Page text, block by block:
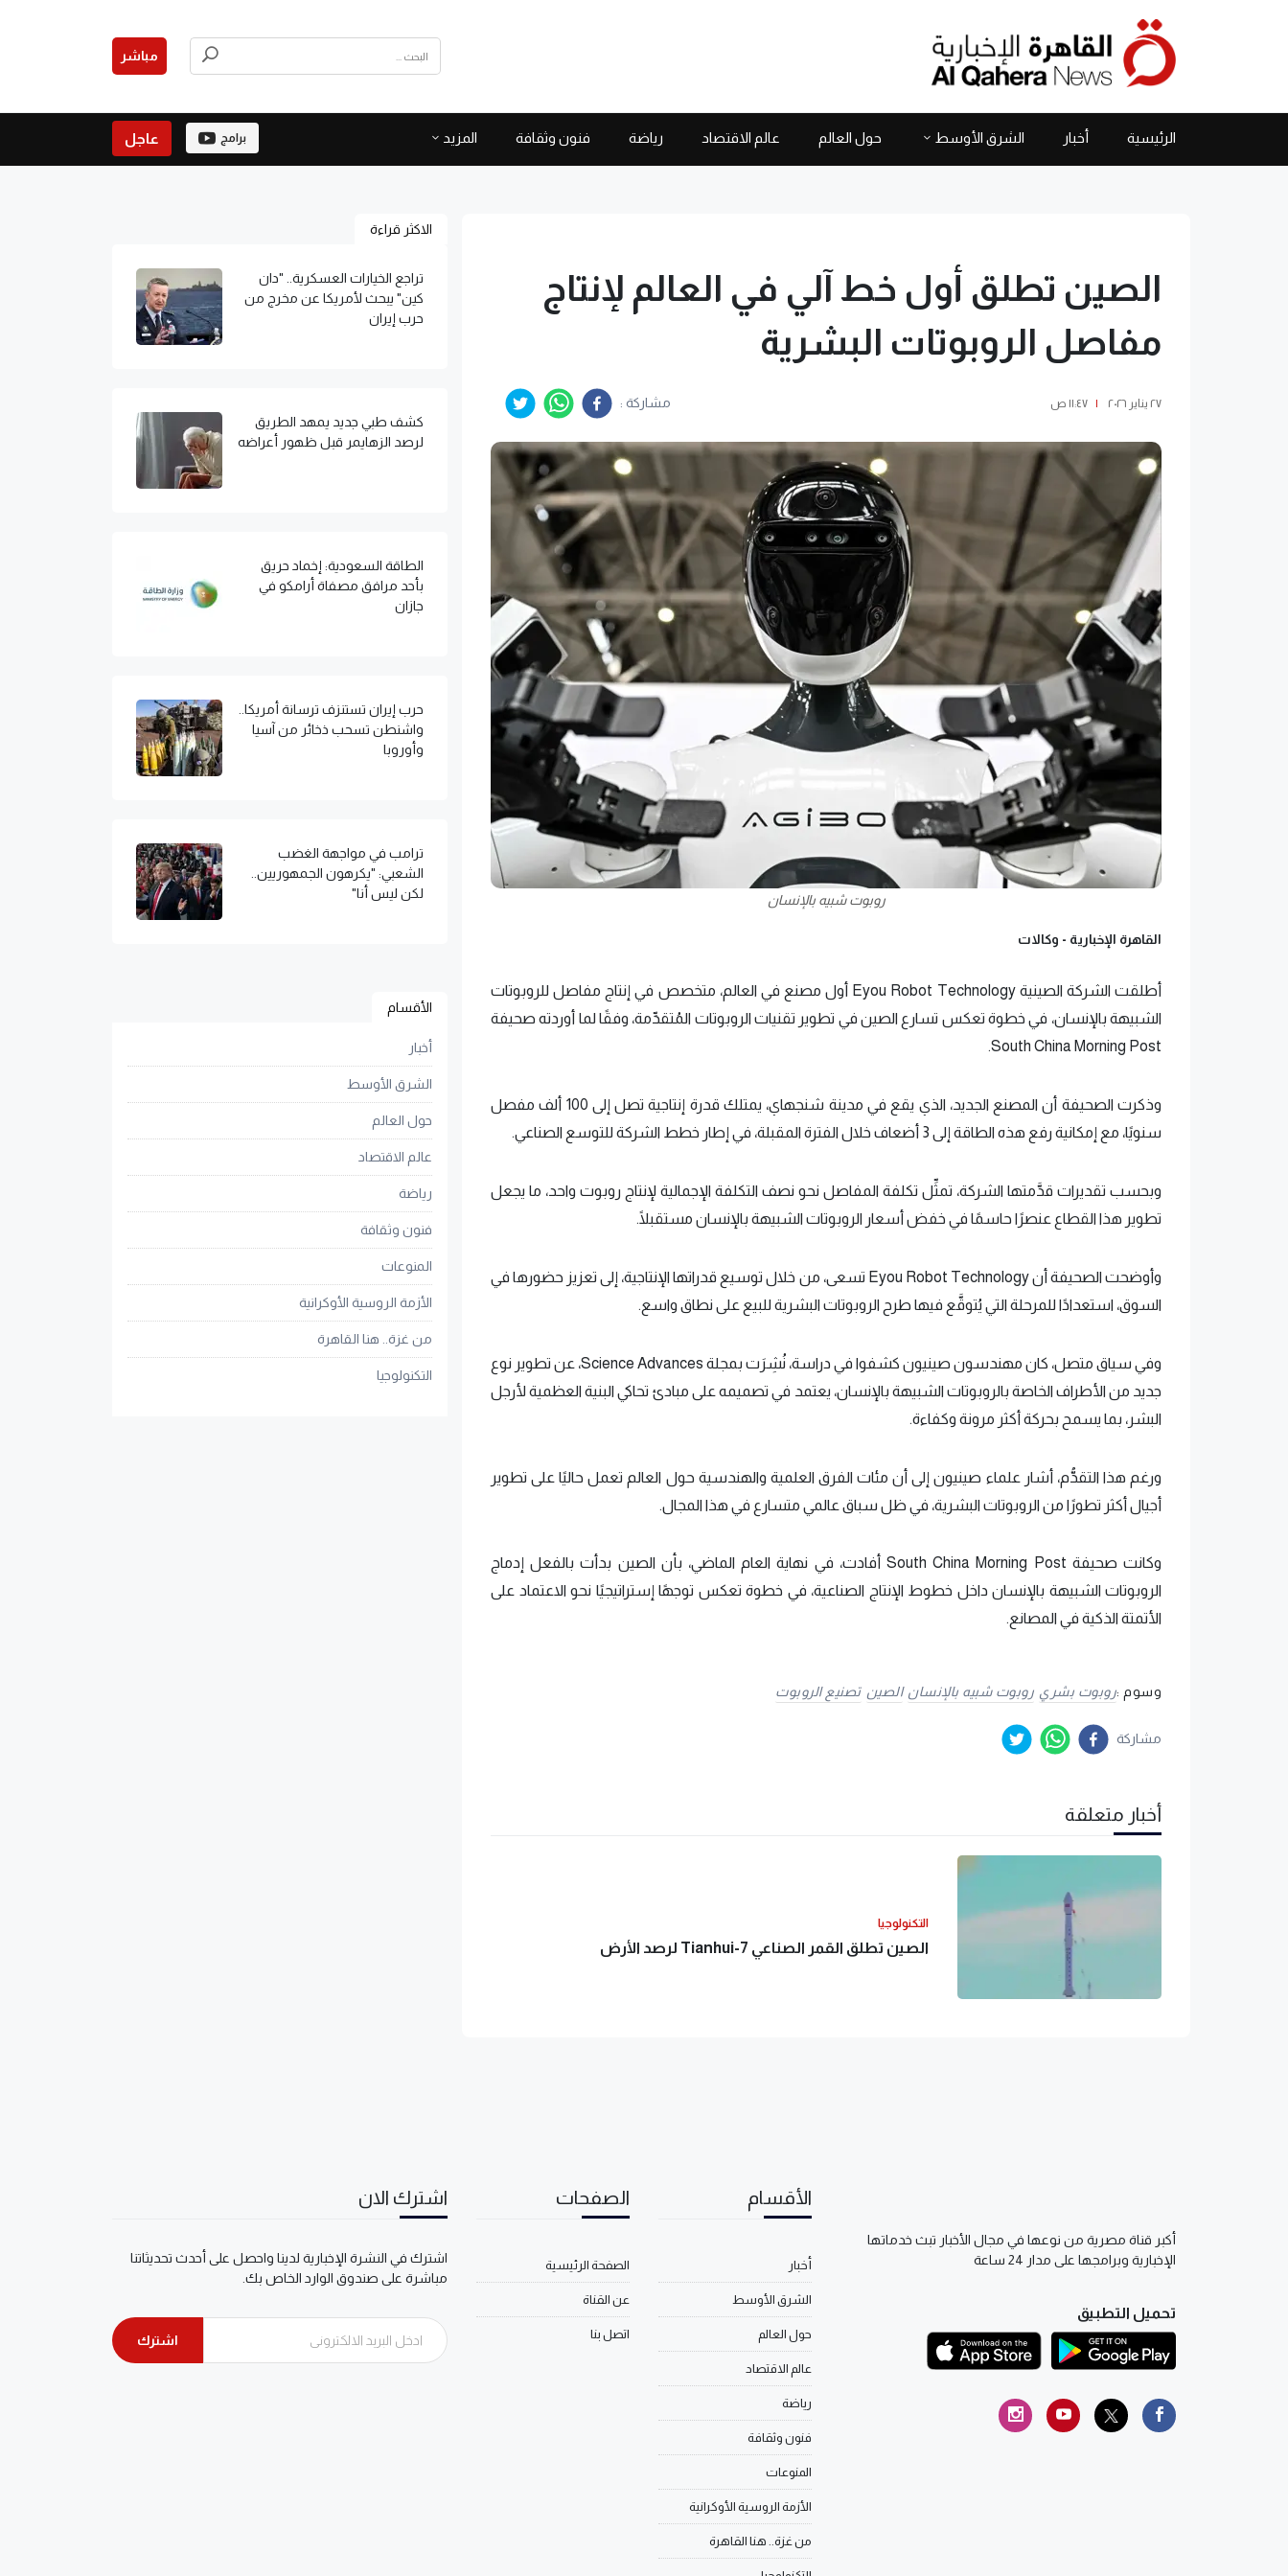
مباشر
الرئيسية أخبار الشرق الأوسط حول العالم عالم الاقتصاد رياضة فنون وثقافة المزيد برامج عاجل
الصين تطلق أول خط آلي في العالم لإنتاج
مفاصل الروبوتات البشرية
٢٧ يناير ٢٠٢٦ | ١١:٤٧ ص مشاركة :
روبوت شبيه بالإنسان
القاهرة الإخبارية - وكالات
أطلقت الشركة الصينية Eyou Robot Technology أول مصنع في العالم، متخصص في إنتاج مفاصل للروبوتات
الشبيهة بالإنسان، في خطوة تعكس تسارع الصين في تطوير تقنيات الروبوتات المُتقدِّمة، وفقًا لما أوردته صحيفة
South China Morning Post.
وذكرت الصحيفة أن المصنع الجديد، الذي يقع في مدينة شنجهاي، يمتلك قدرة إنتاجية تصل إلى 100 ألف مفصل
سنويًا، مع إمكانية رفع هذه الطاقة إلى 3 أضعاف خلال الفترة المقبلة، في إطار خطط الشركة للتوسع الصناعي.
وبحسب تقديرات قدَّمتها الشركة، تمثِّل تكلفة المفاصل نحو نصف التكلفة الإجمالية لإنتاج روبوت واحد، ما يجعل
تطوير هذا القطاع عنصرًا حاسمًا في خفض أسعار الروبوتات الشبيهة بالإنسان مستقبلًا.
وأوضحت الصحيفة أن Eyou Robot Technology تسعى، من خلال توسيع قدراتها الإنتاجية، إلى تعزيز حضورها في
السوق، استعدادًا للمرحلة التي يُتوقَّع فيها طرح الروبوتات البشرية للبيع على نطاق واسع.
وفي سياق متصل، كان مهندسون صينيون كشفوا في دراسة، نُشِرَت بمجلة Science Advances، عن تطوير نوع
جديد من الأطراف الخاصة بالروبوتات الشبيهة بالإنسان، يعتمد في تصميمه على مبادئ تحاكي البنية العظمية لأرجل
البشر، بما يسمح بحركة أكثر مرونة وكفاءة.
ورغم هذا التقدُّم، أشار علماء صينيون إلى أن مئات الفرق العلمية والهندسية حول العالم تعمل حاليًا على تطوير
أجيال أكثر تطورًا من الروبوتات البشرية، في ظل سباق عالمي متسارع في هذا المجال.
وكانت صحيفة South China Morning Post أفادت، في نهاية العام الماضي، بأن الصين بدأت بالفعل إدماج
الروبوتات الشبيهة بالإنسان داخل خطوط الإنتاج الصناعية، في خطوة تعكس توجهًا إستراتيجيًا نحو الاعتماد على
الأتمتة الذكية في المصانع.
وسوم :روبوت بشري روبوت شبيه بالإنسان الصين تصنيع الروبوت
مشاركة
أخبار متعلقة
التكنولوجيا
الصين تطلق القمر الصناعي Tianhui-7 لرصد الأرض
الاكثر قراءة
تراجع الخيارات العسكرية.. "دان
كين" يبحث لأمريكا عن مخرج من
حرب إيران
كشف طبي جديد يمهد الطريق
لرصد الزهايمر قبل ظهور أعراضه
الطاقة السعودية: إخماد حريق
بأحد مرافق مصفاة أرامكو في
جازان
حرب إيران تستنزف ترسانة أمريكا..
واشنطن تسحب ذخائر من آسيا
وأوروبا
ترامب في مواجهة الغضب
الشعبي: "يكرهون الجمهوريين..
لكن ليس أنا"
الأقسام
أخبار
الشرق الأوسط
حول العالم
عالم الاقتصاد
رياضة
فنون وثقافة
المنوعات
الأزمة الروسية الأوكرانية
من غزة.. هنا القاهرة
التكنولوجيا
أكبر قناة مصرية من نوعها في مجال الأخبار تبث خدماتها
الإخبارية وبرامجها على مدار 24 ساعة
تحميل التطبيق
الأقسام
أخبار
الشرق الأوسط
حول العالم
عالم الاقتصاد
رياضة
فنون وثقافة
المنوعات
الأزمة الروسية الأوكرانية
من غزة.. هنا القاهرة
الصفحات
الصفحة الرئيسية
عن القناة
اتصل بنا
اشترك الان
اشترك في النشرة الإخبارية لدينا واحصل على أحدث تحديثاتنا
مباشرة على صندوق الوارد الخاص بك.
اشترك